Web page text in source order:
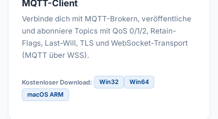
MQTT-Client
Verbinde dich mit MQTT-Brokern, veröffentliche
und abonniere Topics mit QoS 0/1/2, Retain-
Flags, Last-Will, TLS und WebSocket-Transport
(MQTT über WSS).
Kostenloser Download: Win32
Win64
macOS ARM